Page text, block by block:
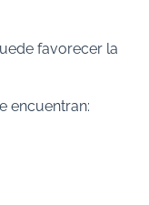
favorecer la
encuentran: